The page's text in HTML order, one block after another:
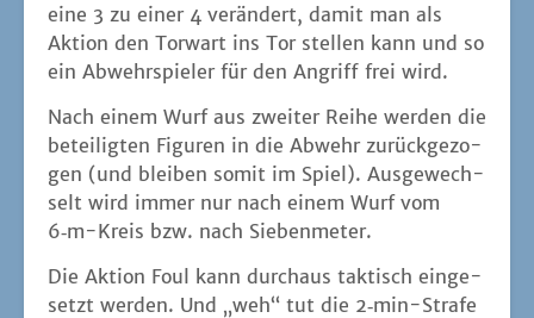
eine 3 zu einer 4 ver­än­dert, damit man als
Akti­on den Tor­wart ins Tor stel­len kann und so
ein Abwehr­spie­ler für den Angriff frei wird.
Nach einem Wurf aus zwei­ter Rei­he wer­den die
betei­lig­ten Figu­ren in die Abwehr zurück­ge­zo­
gen (und blei­ben somit im Spiel). Aus­ge­wech­
selt wird immer nur nach einem Wurf vom
6‑m-Kreis bzw. nach Siebenmeter.
Die Akti­on Foul kann durch­aus tak­tisch ein­ge­
setzt wer­den. Und „weh“ tut die 2‑min-Stra­fe